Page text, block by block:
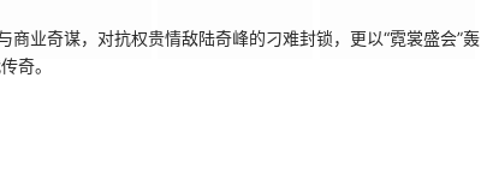
业奇谋，对抗权贵情敌陆奇峰的刁难封锁，更以“霓裳盛会”轰
奇。